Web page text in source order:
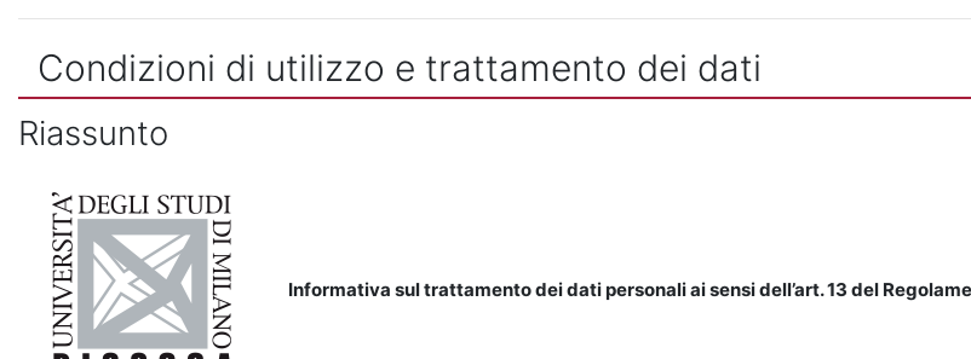
Condizioni di utilizzo e trattamento dei dati
Riassunto
Informativa sul trattamento dei dati personali ai sensi dell’art. 13 del